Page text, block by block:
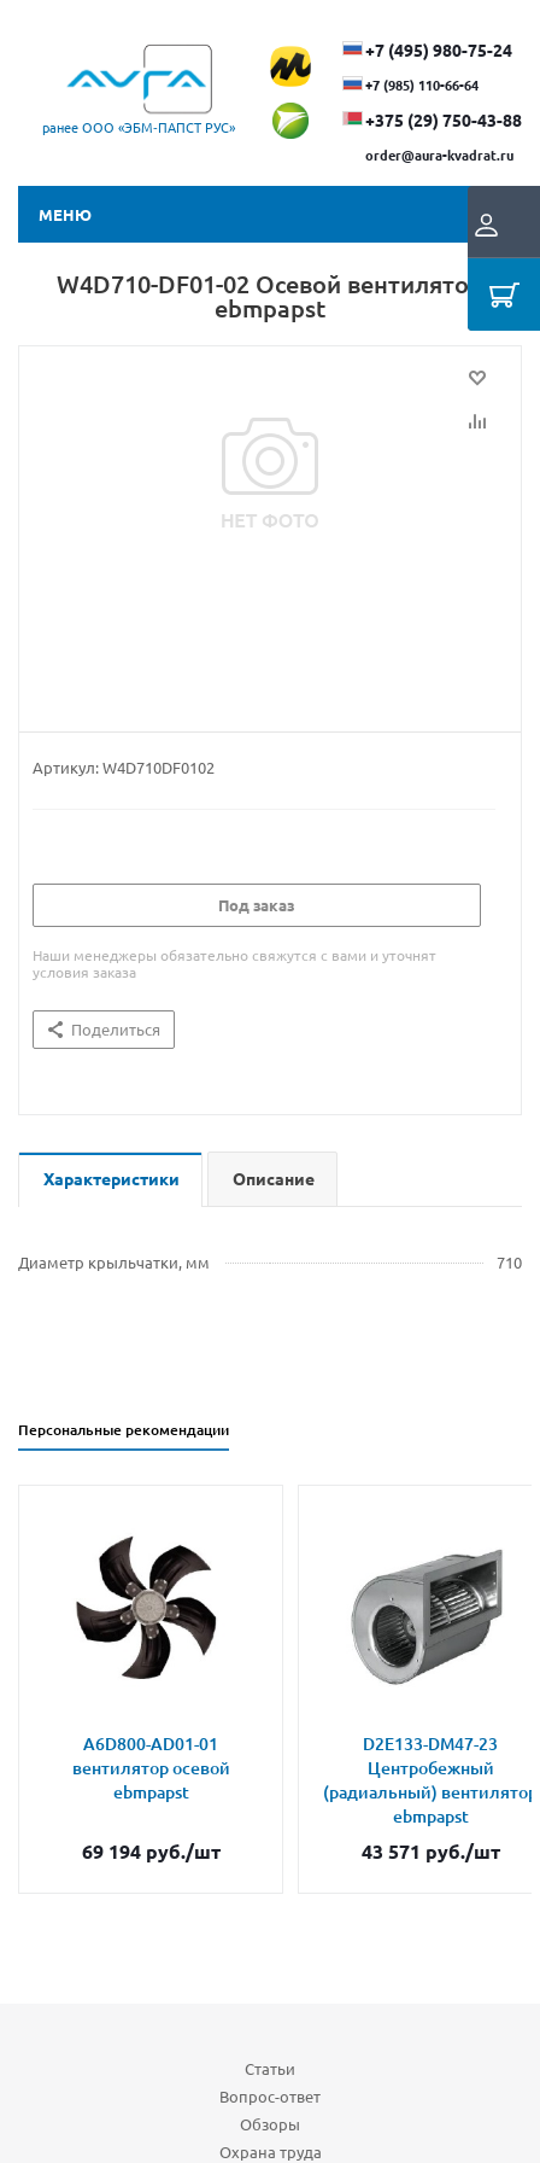
ранее ООО «ЭБМ‑ПАПСТ РУС»
+7 (495) 980-75-24
+7 (985) 110-66-64
+375 (29) ​750-43-88
order@aura-kvadrat.ru
МЕНЮ
W4D710-DF01-02 Осевой вентилятор
ebmpapst
Артикул:W4D710DF0102
Под заказ
Наши менеджеры обязательно свяжутся с вами и уточнят
условия заказа
Поделиться
Характеристики Описание
Диаметр крыльчатки, мм 710
Персональные рекомендации
A6D800-AD01-01
вентилятор осевой
ebmpapst
69 194руб./шт
D2E133-DM47-23
Центробежный
(радиальный) вентилятор
ebmpapst
43 571 руб./шт
Статьи
Вопрос-ответ
Обзоры
Охрана труда